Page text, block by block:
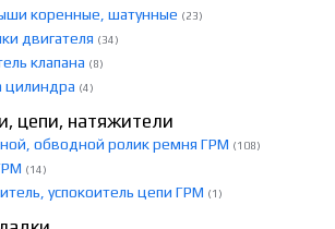
коренные, шатунные (23)
двигателя (34)
клапана (8)
цилиндра (4)
цепи, натяжители
обводной ролик ремня ГРМ (108)
(14)
успокоитель цепи ГРМ (1)